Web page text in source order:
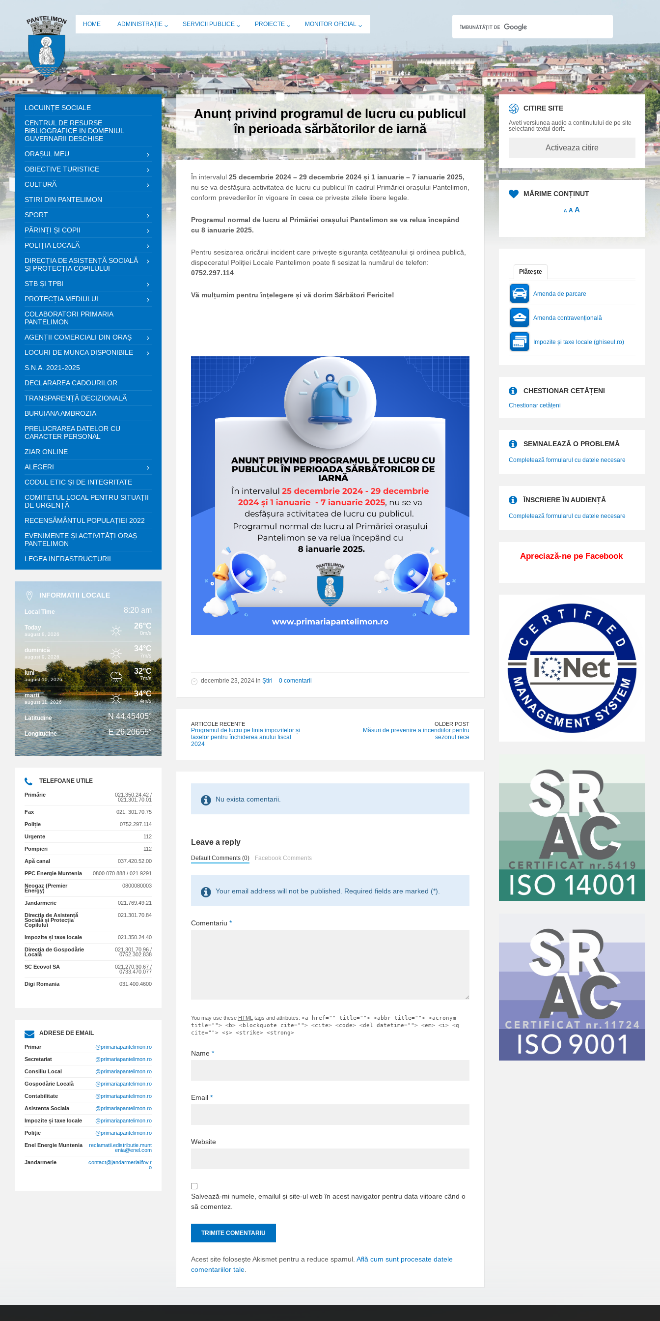
HOME ADMINISTRAȚIE SERVICII PUBLICE PROIECTE MONITOR OFICIAL
Anunț privind programul de lucru cu publicul
în perioada sărbătorilor de iarnă
În intervalul 25 decembrie 2024 – 29 decembrie 2024 și 1 ianuarie – 7 ianuarie 2025,
nu se va desfășura activitatea de lucru cu publicul în cadrul Primăriei orașului Pantelimon,
conform prevederilor în vigoare în ceea ce privește zilele libere legale.
Programul normal de lucru al Primăriei orașului Pantelimon se va relua începând
cu 8 ianuarie 2025.
Pentru sesizarea oricărui incident care privește siguranța cetățeanului și ordinea publică,
dispeceratul Poliției Locale Pantelimon poate fi sesizat la numărul de telefon:
0752.297.114.
Vă mulțumim pentru înțelegere și vă dorim Sărbători Fericite!
decembrie 23, 2024 in Știri 0 comentarii
ARTICOLE RECENTE
Programul de lucru pe linia impozitelor și
taxelor pentru închiderea anului fiscal
2024
OLDER POST
Măsuri de prevenire a incendiilor pentru
sezonul rece
Nu exista comentarii.
Leave a reply
Default Comments (0) Facebook Comments
Your email address will not be published. Required fields are marked (*).
Comentariu *
You may use these HTML tags and attributes: <a href="" title=""> <abbr title=""> <acronym
title=""> <b> <blockquote cite=""> <cite> <code> <del datetime=""> <em> <i> <q
cite=""> <s> <strike> <strong>
Name *
Email *
Website
Salvează-mi numele, emailul și site-ul web în acest navigator pentru data viitoare când o
să comentez.
Acest site folosește Akismet pentru a reduce spamul. Află cum sunt procesate datele
comentariilor tale.
LOCUINȚE SOCIALE
CENTRUL DE RESURSE
BIBLIOGRAFICE IN DOMENIUL
GUVERNARII DESCHISE
ORAȘUL MEU
OBIECTIVE TURISTICE
CULTURĂ
STIRI DIN PANTELIMON
SPORT
PĂRINȚI ȘI COPII
POLIȚIA LOCALĂ
DIRECȚIA DE ASISTENȚĂ SOCIALĂ
ȘI PROTECȚIA COPILULUI
STB ȘI TPBI
PROTECȚIA MEDIULUI
COLABORATORI PRIMARIA
PANTELIMON
AGENȚII COMERCIALI DIN ORAȘ
LOCURI DE MUNCA DISPONIBILE
S.N.A. 2021-2025
DECLARAREA CADOURILOR
TRANSPARENȚĂ DECIZIONALĂ
BURUIANA AMBROZIA
PRELUCRAREA DATELOR CU
CARACTER PERSONAL
ZIAR ONLINE
ALEGERI
CODUL ETIC ȘI DE INTEGRITATE
COMITETUL LOCAL PENTRU SITUAȚII
DE URGENȚĂ
RECENSĂMÂNTUL POPULAȚIEI 2022
EVENIMENTE ȘI ACTIVITĂȚI ORAȘ
PANTELIMON
LEGEA INFRASTRUCTURII
INFORMATII LOCALE
Local Time 8:20 am
Today
august 8, 2026
26°C
0m/s
duminică
august 9, 2026
34°C
7m/s
luni
august 10, 2026
32°C
7m/s
marți
august 11, 2026
34°C
4m/s
Latitudine N 44.45405°
Longitudine E 26.20655°
TELEFOANE UTILE
Primărie
021.350.24.42 /
021.301.70.01
Fax 021. 301.70.75
Poliție 0752.297.114
Urgente 112
Pompieri 112
Apă canal 037.420.52.00
PPC Energie Muntenia 0800.070.888 / 021.9291
Neogaz (Premier
Energy)
0800080003
Jandarmerie 021.769.49.21
Direcția de Asistență
Socială și Protecția
Copilului
021.301.70.84
Impozite și taxe locale 021.350.24.40
Direcția de Gospodărie
Locală
021.301.70.96 /
0752.302.838
SC Ecovol SA
021.270.30.67 /
0733.470.077
Digi Romania 031.400.4600
ADRESE DE EMAIL
Primar @primariapantelimon.ro
Secretariat @primariapantelimon.ro
Consiliu Local @primariapantelimon.ro
Gospodărie Locală @primariapantelimon.ro
Contabilitate @primariapantelimon.ro
Asistenta Sociala @primariapantelimon.ro
Impozite și taxe locale @primariapantelimon.ro
Poliție @primariapantelimon.ro
Enel Energie Muntenia
reclamatii.edistributie.munt
enia@enel.com
Jandarmerie
contact@jandarmeriailfov.r
o
CITIRE SITE
Aveti versiunea audio a continutului de pe site
selectand textul dorit.
MĂRIME CONȚINUT
A A A
Plătește
Amenda de parcare
Amenda contravențională
Impozite și taxe locale (ghiseul.ro)
CHESTIONAR CETĂȚENI
Chestionar cetățeni
SEMNALEAZĂ O PROBLEMĂ
Completează formularul cu datele necesare
ÎNSCRIERE ÎN AUDIENȚĂ
Completează formularul cu datele necesare
Apreciază-ne pe Facebook